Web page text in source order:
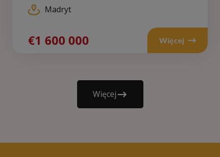
Madryt
€1 600 000 Więcej
Więcej